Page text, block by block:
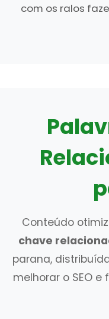
com os ralos
Conteúdo
chave
parana,
melhorar o SEO